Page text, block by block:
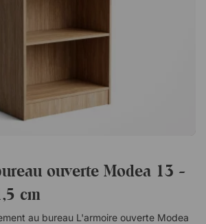
ouverte Modea 13 -
cm
au bureau L'armoire ouverte Modea